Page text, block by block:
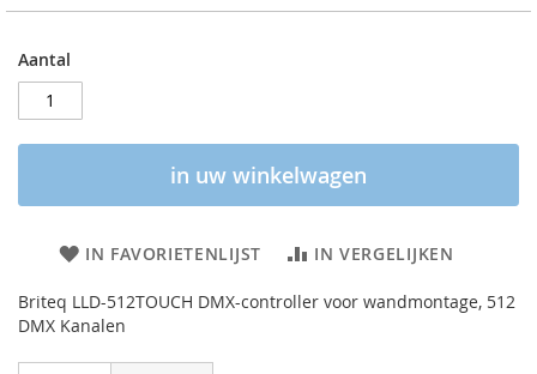
Aantal
in uw winkelwagen
IN FAVORIETENLIJST IN VERGELIJKEN
Briteq LLD-512TOUCH DMX-controller voor wandmontage, 512
DMX Kanalen